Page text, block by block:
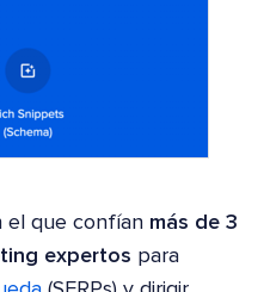
el que confían más de 3
expertos para